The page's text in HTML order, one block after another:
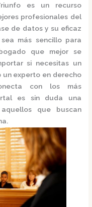
es un recurso
profesionales del
de datos y su eficaz
más sencillo para
que mejor se
si necesitas un
un experto en derecho
con los más
es sin duda una
que buscan